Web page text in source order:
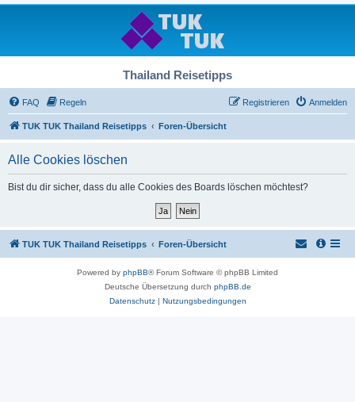
Thailand Reisetipps
FAQ Regeln Anmelden
Registrieren
TUK TUK Thailand Reisetipps Foren-Übersicht
Alle Cookies löschen
Bist du dir sicher, dass du alle Cookies des Boards löschen möchtest?
TUK TUK Thailand Reisetipps Foren-Übersicht
Powered by phpBB® Forum Software © phpBB Limited
Deutsche Übersetzung durch phpBB.de
Datenschutz| Nutzungsbedingungen